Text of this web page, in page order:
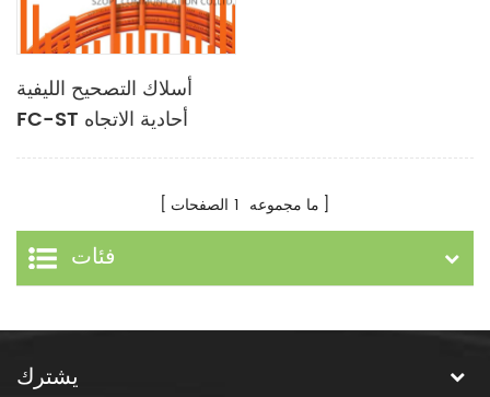
أسلاك التصحيح الليفية
FC-ST أحادية الاتجاه
البسيط MM OM3 OM4
ما مجموعه 1 الصفحات
فئات
يشترك